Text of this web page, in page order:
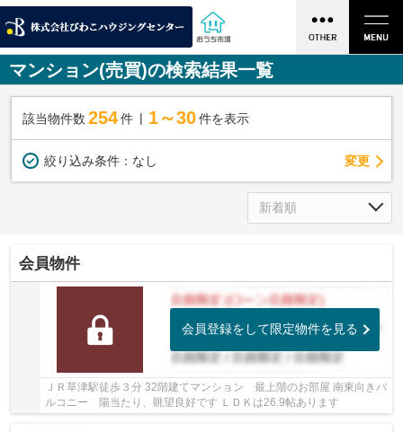
マンション(売買)の検索結果一覧
該当物件数 254件 1～30 件を表示
絞り込み条件： なし 変更
会員物件
会員登録をして限定物件を見る
ＪＲ草津駅徒歩３分 32階建てマンション 最上階のお部屋 南東向きバ
ルコニー 陽当たり、眺望良好です ＬＤＫは26.9帖あります